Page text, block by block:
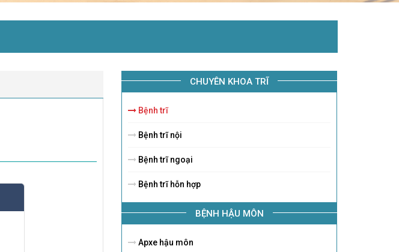
CHUYÊN KHOA TRĨ
Bệnh trĩ
Bệnh trĩ nội
Bệnh trĩ ngoại
Bệnh trĩ hỗn hợp
BỆNH HẬU MÔN
Apxe hậu môn